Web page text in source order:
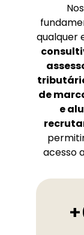
qualquer
de
e
acesso
+